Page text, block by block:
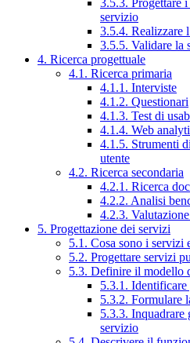
3.5.3. Progettare i
servizio
3.5.4. Realizzare
3.5.5. Validare la
4. Ricerca progettuale
4.1. Ricerca primaria
4.1.1. Interviste
4.1.2. Questionari
4.1.3. Test di
4.1.4. Web
4.1.5. Strumenti
utente
4.2. Ricerca secondaria
4.2.1. Ricerca
4.2.2. Analisi
4.2.3.
5. Progettazione dei servizi
5.1. Cosa sono i servizi
5.2. Progettare servizi
5.3. Definire il modello
5.3.1.
5.3.2. Formulare
5.3.3.
servizio